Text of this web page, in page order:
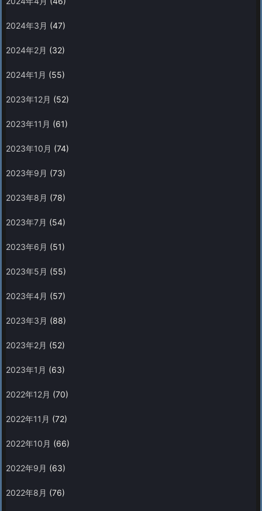
2024年3月 (47)
2024年2月 (32)
2024年1月 (55)
2023年12月 (52)
2023年11月 (61)
2023年10月 (74)
2023年9月 (73)
2023年8月 (78)
2023年7月 (54)
2023年6月 (51)
2023年5月 (55)
2023年4月 (57)
2023年3月 (88)
2023年2月 (52)
2023年1月 (63)
2022年12月 (70)
2022年11月 (72)
2022年10月 (66)
2022年9月 (63)
2022年8月 (76)